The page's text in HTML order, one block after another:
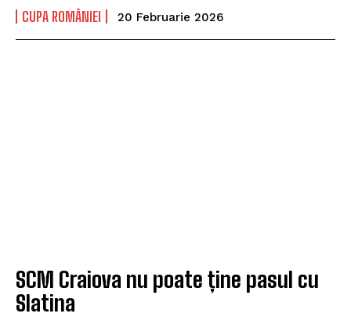
CUPA ROMÂNIEI 20 Februarie 2026
SCM Craiova nu poate ține pasul cu
Slatina